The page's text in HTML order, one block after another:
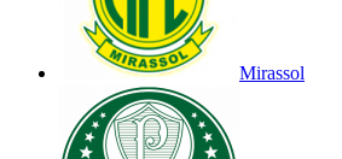
Mirassol